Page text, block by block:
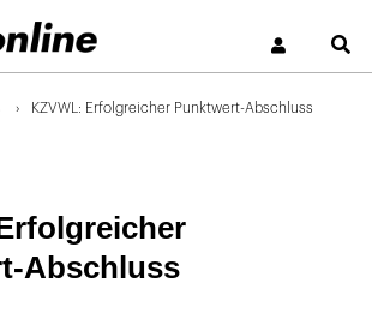
KZVWL: Erfolgreicher Punktwert-Abschluss
Abschluss